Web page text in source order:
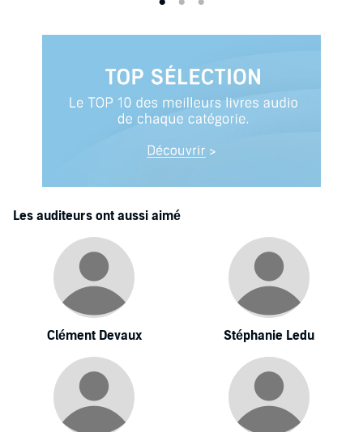
Les auditeurs ont aussi aimé
Clément Devaux Stéphanie Ledu